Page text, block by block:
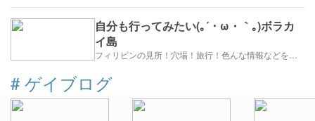
自分も行ってみたい(｡´・ω・｀｡)ボラカ
イ島
# ゲイブログ